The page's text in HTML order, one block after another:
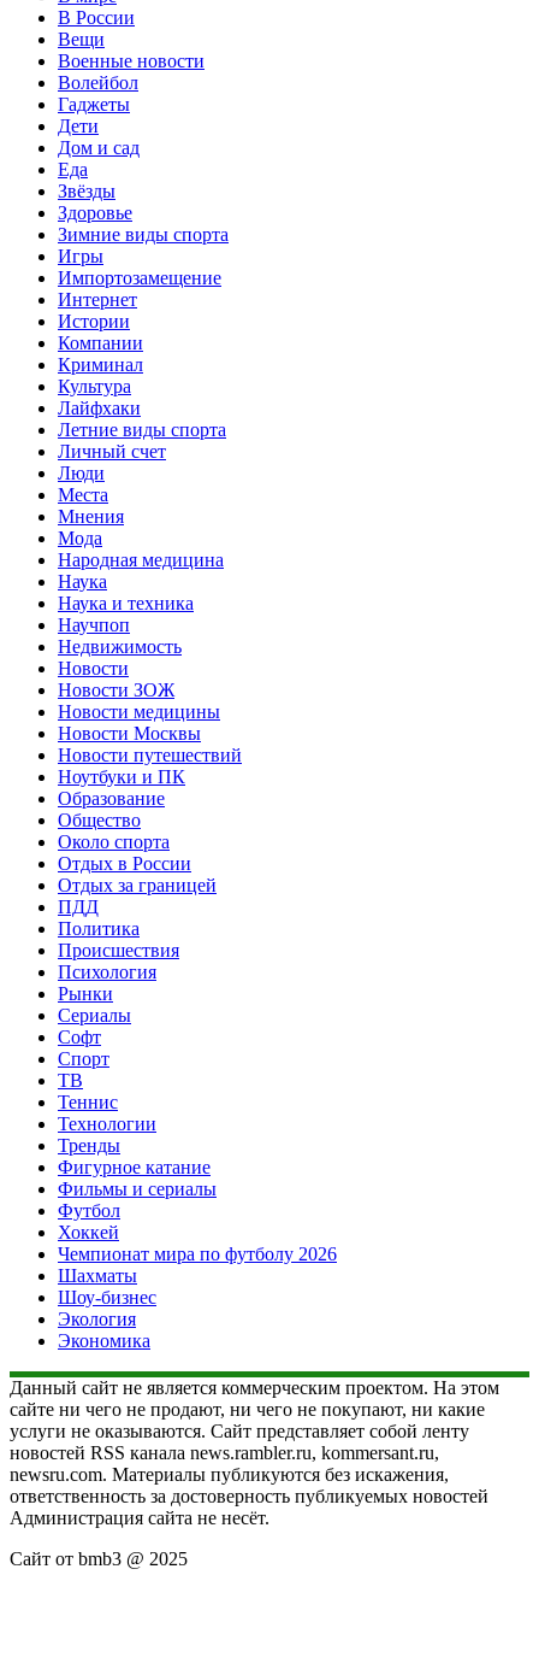
В России
Вещи
Военные новости
Волейбол
Гаджеты
Дети
Дом и сад
Еда
Звёзды
Здоровье
Зимние виды спорта
Игры
Импортозамещение
Интернет
Истории
Компании
Криминал
Культура
Лайфхаки
Летние виды спорта
Личный счет
Люди
Места
Мнения
Мода
Народная медицина
Наука
Наука и техника
Научпоп
Недвижимость
Новости
Новости ЗОЖ
Новости медицины
Новости Москвы
Новости путешествий
Ноутбуки и ПК
Образование
Общество
Около спорта
Отдых в России
Отдых за границей
ПДД
Политика
Происшествия
Психология
Рынки
Сериалы
Софт
Спорт
ТВ
Теннис
Технологии
Тренды
Фигурное катание
Фильмы и сериалы
Футбол
Хоккей
Чемпионат мира по футболу 2026
Шахматы
Шоу-бизнес
Экология
Экономика
Данный сайт не является коммерческим проектом. На этом
сайте ни чего не продают, ни чего не покупают, ни какие
услуги не оказываются. Сайт представляет собой ленту
новостей RSS канала news.rambler.ru, kommersant.ru,
newsru.com. Материалы публикуются без искажения,
ответственность за достоверность публикуемых новостей
Администрация сайта не несёт.
Сайт от bmb3 @ 2025